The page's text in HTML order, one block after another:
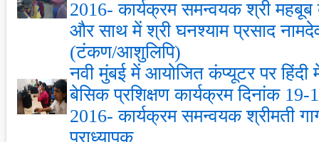
2016- कार्यक्रम समन्‍वयक श्री महबूब
और साथ में श्री घनश्‍याम प्रसाद
(टंकण/आशुलिपि)
नवी मुंबई में आयोजित कंप्‍यूटर पर
बेसिक प्रशिक्षण कार्यक्रम दिनांक
2016- कार्यक्रम समन्‍वयक श्रीमती
प्राध्‍यापक